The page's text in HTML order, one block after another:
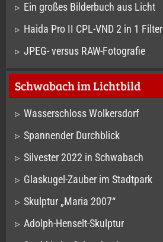
Ein großes Bilderbuch aus Licht
Haida Pro II CPL-VND 2 in 1 Filter
JPEG- versus RAW-Fotografie
Schwabach im Lichtbild
Wasserschloss Wolkersdorf
Spannender Durchblick
Silvester 2022 in Schwabach
Glaskugel-Zauber im Stadtpark
Skulptur „Maria 2007“
Adolph-Henselt-Skulptur